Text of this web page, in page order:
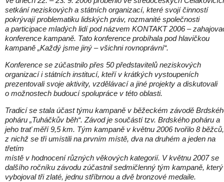
setkání neziskových a státních organizací, které svojí činností
pokrývají problematiku lidských práv, rozmanité společnosti
a participace mladých lidí pod názvem KONTAKT 2006 –
konference kampaně. Tato konference probíhala pod hlavičkou
kampaně „Každý jsme jiný – všichni rovnoprávní“.
Konference se zúčastnilo přes 50 představitelů neziskových
organizací i státních institucí, kteří v krátkých vystoupeních
prezentovali svoje aktivity, vzdělávací a jiné projekty a diskutovali
o možnostech budoucí spolupráce v této oblasti.
Tradicí se stala účast týmu kampaně v běžeckém závodě
poháru „Tuháčkův běh“. Závod je součástí tzv. Brdského poháru a
jeho trať měří 9,5 km. Tým kampaně v květnu 2006 tvořilo 8 běžců,
z nichž se tři umístili na prvním místě, dva na druhém a jeden na
třetím
místě v hodnocení různých věkových kategorií. V květnu 2007 se
dalšího ročníku závodu zúčastnil sedmičlenný tým kampaně, který
vybojoval tři zlaté, jednu stříbrnou a dvě bronzové medaile.